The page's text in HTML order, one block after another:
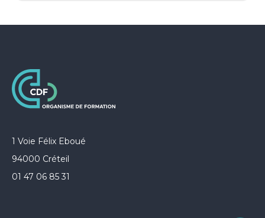
1 Voie Félix Eboué
94000 Créteil
01 47 06 85 31